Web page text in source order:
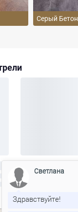
Серый Бетон
Светлана
Здравствуйте!